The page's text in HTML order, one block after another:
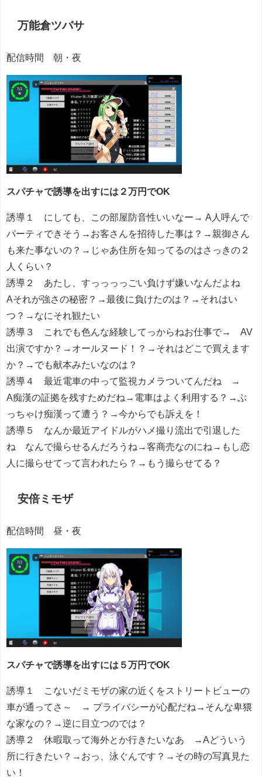
万能倉ツバサ
配信時間 朝・夜
スパチャで誘導を出すには２万円でOK
誘導１ にしても、この部屋防音性いいなー→ A人呼んで
パーティできそう→お客さんを招待した事は？→親御さん
も来た事ないの？→じゃあ住所を知ってるのはさっきの２
人くらい？
誘導２ あたし、すっっっっごい負けず嫌いなんだよね
Aそれが強さの秘密？→最後に負けたのは？→それはい
つ？→なにそれ観たい
誘導３ これでも色んな経験してっからねお仕事で→ AV
出演ですか？→オールヌード！？→それはどこで買えます
か？→でも献本みたいなのは？
誘導４ 最近電車の中って監視カメラついてんだね →
A痴漢の証拠を残すためだね→電車はよく利用する？→ぶ
っちゃけ痴漢って遭う？→今からでも訴えを！
誘導５ なんか最近アイドルがハメ撮り流出で引退した
ね なんで撮らせるんだろうね→客商売なのにね→もし恋
人に撮らせてって言われたら？→もう撮らせてる？
安倍ミモザ
配信時間 昼・夜
スパチャで誘導を出すには５万円でOK
誘導１ こないだミモザの家の近くをストリートビューの
車が通ってさ～ → プライバシーが心配だね→そんな卑猥
な家なの？→逆に目立つのでは？
誘導２ 休暇取って海外とか行きたいなあ →Aどういう
所に行きたい？→おっ、泳ぐんです？→その時の写真見た
い！